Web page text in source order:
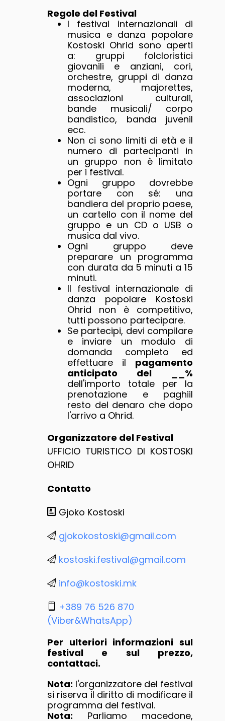
Regole del Festival
I festival internazionali di
musica e danza popolare
Kostoski Ohrid sono aperti
a: gruppi folcloristici
giovanili e anziani, cori,
orchestre, gruppi di danza
moderna, majorettes,
associazioni culturali,
bande musicali/ corpo
bandistico, banda juvenil
ecc.
Non ci sono limiti di età e il
numero di partecipanti in
un gruppo non è limitato
per i festival.
Ogni gruppo dovrebbe
portare con sé: una
bandiera del proprio paese,
un cartello con il nome del
gruppo e un CD o USB o
musica dal vivo.
Ogni gruppo deve
preparare un programma
con durata da 5 minuti a 15
minuti.
Il festival internazionale di
danza popolare Kostoski
Ohrid non è competitivo,
tutti possono partecipare.
Se partecipi, devi compilare
e inviare un modulo di
domanda completo ed
effettuare il pagamento
anticipato del __%
dell'importo totale per la
prenotazione e paghiil
resto del denaro che dopo
l'arrivo a Ohrid.
Organizzatore del Festival
UFFICIO TURISTICO DI KOSTOSKI
OHRID
Contatto
Gjoko Kostoski
gjokokostoski@gmail.com
kostoski.festival@gmail.com
info@kostoski.mk
+389 76 526 870
(Viber&WhatsApp)
Per ulteriori informazioni sul
festival e sul prezzo,
contattaci.
Nota: l'organizzatore del festival
si riserva il diritto di modificare il
programma del festival.
Nota: Parliamo macedone,